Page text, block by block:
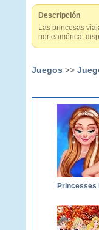
Descripción
Las princesas
norteamérica,
Juegos >>